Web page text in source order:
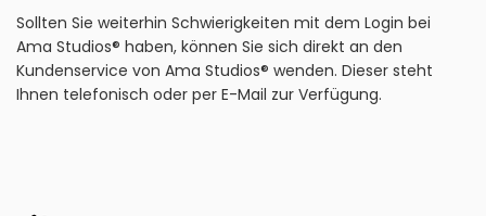
Sollten Sie weiterhin Schwierigkeiten mit dem Login bei
Ama Studios® haben, können Sie sich direkt an den
Kundenservice von Ama Studios® wenden. Dieser steht
Ihnen telefonisch oder per E-Mail zur Verfügung.